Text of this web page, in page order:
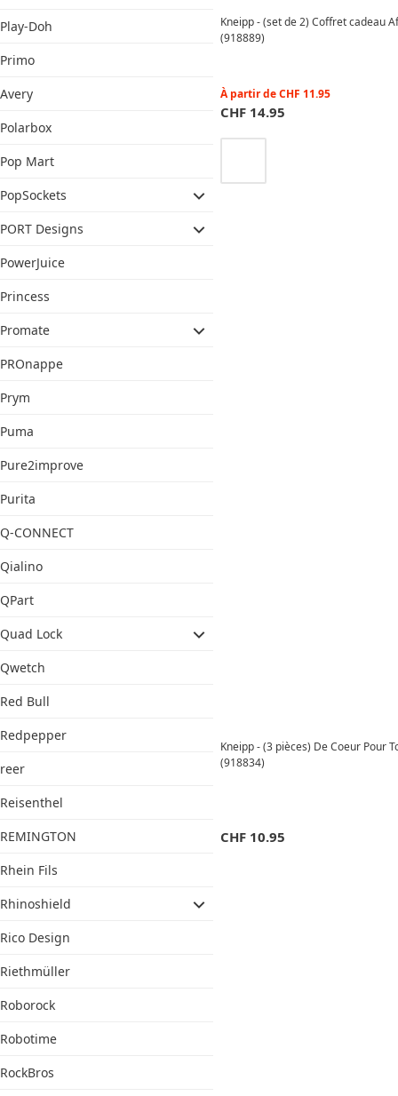
Play-Doh
Primo
Avery
Polarbox
Pop Mart
PopSockets
PORT Designs
PowerJuice
Princess
Promate
PROnappe
Prym
Puma
Pure2improve
Purita
Q-CONNECT
Qialino
QPart
Quad Lock
Qwetch
Red Bull
Redpepper
reer
Reisenthel
REMINGTON
Rhein Fils
Rhinoshield
Rico Design
Riethmüller
Roborock
Robotime
RockBros
Kneipp - (set de 2) Coffret cadeau
(918889)
À partir deCHF 11.95
CHF 14.95
Kneipp - (3 pièces) De Coeur Pour
(918834)
CHF 10.95